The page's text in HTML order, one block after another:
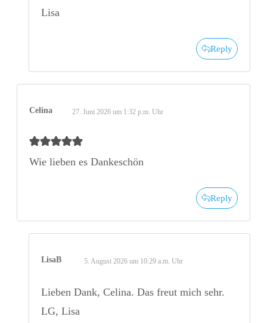
Lisa
Reply
Celina 27. Juni 2026 um 1:32 p.m. Uhr
Wie lieben es Dankeschön
Reply
LisaB 5. August 2026 um 10:29 a.m. Uhr
Lieben Dank, Celina. Das freut mich sehr.
LG, Lisa